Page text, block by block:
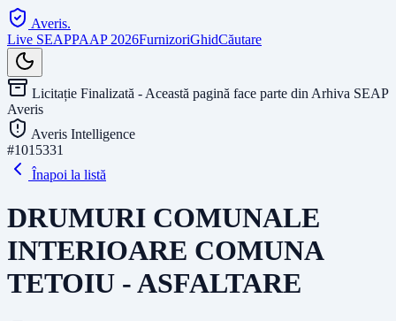
Averis.
Live SEAPPAAP 2026FurnizoriGhidCăutare
Licitație Finalizată - Această pagină face parte din Arhiva SEAP
Averis
Averis Intelligence
#1015331
Înapoi la listă
DRUMURI COMUNALE
INTERIOARE COMUNA
TETOIU - ASFALTARE